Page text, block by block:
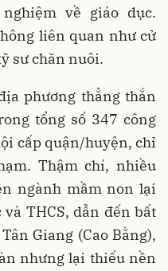
về giáo dục.
liên quan như cử
sư chăn nuôi.
phương thẳng thắn
tổng số 347 công
cấp quận/huyện, chỉ
Thậm chí, nhiều
ngành mầm non lại
THCS, dẫn đến bất
Giang (Cao Bằng),
nhưng lại thiếu nền